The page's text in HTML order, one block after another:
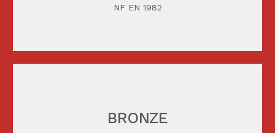
NF EN 1982
BRONZE